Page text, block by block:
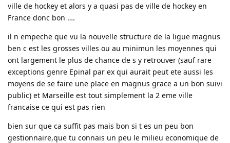
ville de hockey et alors y a quasi pas de ville de hockey en
France donc bon ….
il n empeche que vu la nouvelle structure de la ligue magnus
ben c est les grosses villes ou au minimun les moyennes qui
ont largement le plus de chance de s y retrouver (sauf rare
exceptions genre Epinal par ex qui aurait peut ete aussi les
moyens de se faire une place en magnus grace a un bon suivi
public) et Marseille est tout simplement la 2 eme ville
francaise ce qui est pas rien
bien sur que ca suffit pas mais bon si t es un peu bon
gestionnaire,que tu connais un peu le milieu economique de